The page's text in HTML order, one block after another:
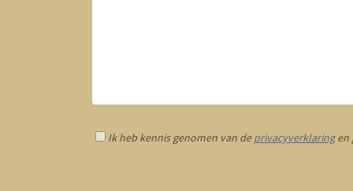
Ik heb kennis genomen van deprivacyverklaringen